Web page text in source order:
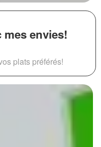
mes envies!
plats préférés!